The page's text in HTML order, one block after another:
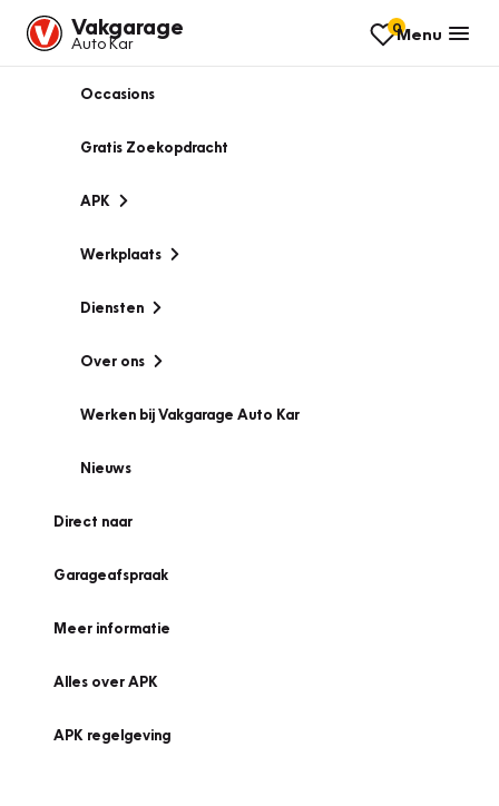
Vakgarage
Auto Kar
0Menu
Occasions
Gratis Zoekopdracht
APK
Werkplaats
Diensten
Over ons
Werken bij Vakgarage Auto Kar
Nieuws
Direct naar
Garageafspraak
Meer informatie
Alles over APK
APK regelgeving